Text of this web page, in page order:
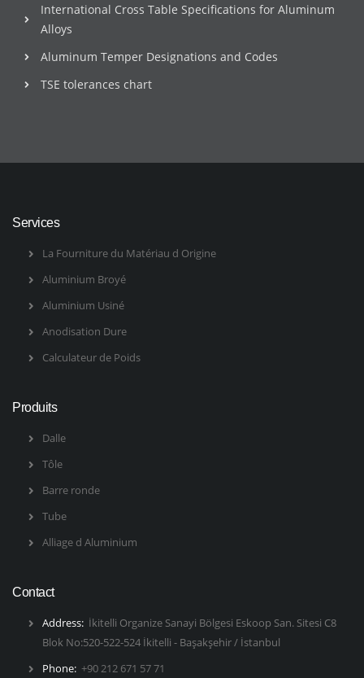
International Cross Table Specifications for Aluminum
Alloys
Aluminum Temper Designations and Codes
TSE tolerances chart
Services
La Fourniture du Matériau d Origine
Aluminium Broyé
Aluminium Usiné
Anodisation Dure
Calculateur de Poids
Produits
Dalle
Tôle
Barre ronde
Tube
Alliage d Aluminium
Contact
Address: İkitelli Organize Sanayi Bölgesi Eskoop San. Sitesi C8
Blok No:520-522-524 İkitelli - Başakşehir / İstanbul
Phone: +90 212 671 57 71